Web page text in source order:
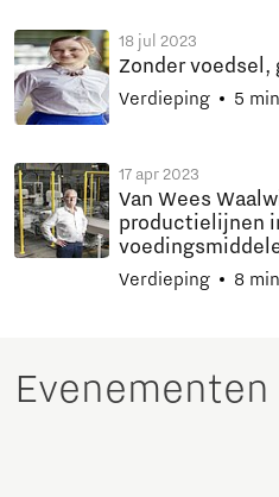
18 jul 2023
Zonder voedsel,
Verdieping 5
17 apr 2023
Van Wees
productielijnen
Verdieping 8
Evenementen